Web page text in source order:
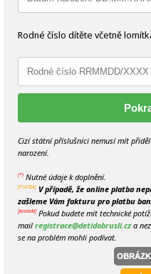
Rodné číslo dítěte včetně
Cizí státní příslušníci nemusí mít
narození.
(*) Nutné údaje k doplnění.
[PLATBA] V případě, že online platba
zašleme Vám fakturu pro platbu
[kontakt] Pokud budete mít technické
mail registrace@detidobrusli.cz a
se na problém mohli podívat.